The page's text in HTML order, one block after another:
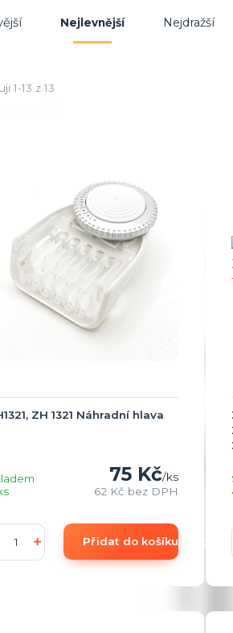
Nejlevnější Nejdražší
1-13 z 13
ZH 1321 Náhradní hlava
75 Kč/ks
62 Kč bez DPH
Přidat do košíku (add to